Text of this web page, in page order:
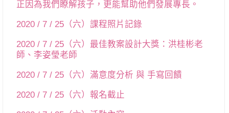
正因為我們瞭解孩子，更能幫助他們發展專長。
2020 / 7 / 25（六）課程照片記錄
2020 / 7 / 25（六）最佳教案設計大獎：洪桂彬老
師、李姿瑩老師
2020 / 7 / 25（六）滿意度分析 與 手寫回饋
2020 / 7 / 25（六）報名截止